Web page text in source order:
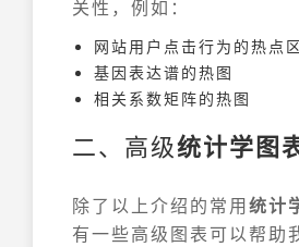
关性，例如：
网站用户点击行为的热点
基因表达谱的热图
相关系数矩阵的热图
二、高级统计学图
除了以上介绍的常用统计
有一些高级图表可以帮助